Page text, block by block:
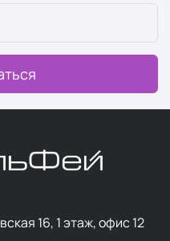
16, 1 этаж, офис 12